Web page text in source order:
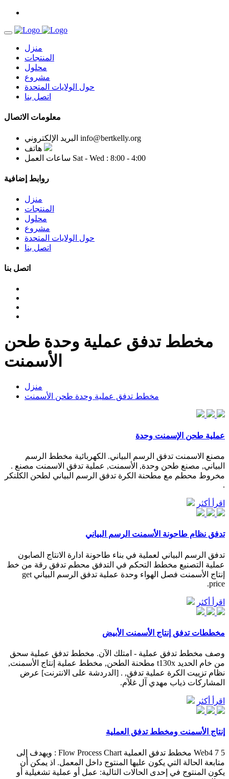
منزل
المنتجات
محلول
مشروع
حول الولايات المتحدة
اتصل بنا
معلومات الاتصال
البريد الإلكتروني info@bertkelly.org
هاتف
ساعات العمل Sat - Wed : 8:00 - 4:00
روابط إضافية
منزل
المنتجات
محلول
مشروع
حول الولايات المتحدة
اتصل بنا
اتصل بنا
مخطط تدفق عملية وحدة طحن
الأسمنت
منزل
مخطط تدفق عملية وحدة طحن الأسمنت
عملية طحن الإسمنت وحدة
مصنع الاسمنت تدفق الرسم البياني. الكهربائية مخطط الرسم
البياني, مصنع طحن وحدة, الأسمنت, عملية تدفق الاسمنت مصنع .
مخروط محطم مع مطحنة الكرة تدفق الرسم البياني لطحن الكلنكر
.
اقرأ أكثر
تدفق نظام طاحونة الأسمنت الرسم البياني
تدفق الرسم البياني لعملية في بناء طاحونة ادارة الانتاج الصابون
عملية التصنيع مخطط التحكم في التدفق محطم تدفق رقة من خط
إنتاج الأسمنت فصل الهواء وحدة عملية تدفق الرسم البياني get
price.
اقرأ أكثر
مخططات تدفق إنتاج الأسمنت الأبيض
وصف مخطط تدفق عملية - امتلك الآن. مخطط تدفق عملية سحق
من خام الحديد t130x مطحنة الطحن, مخطط عملية إنتاج الأسمنت,
نظام تزييت الكرة عملية تدفق, . [الدردشة على الانترنت] عرض
المشاركات ذياب مهدي آل غلآم.
اقرأ أكثر
إنتاج الأسمنت ومخطط تدفق العملية
Web4 7 5 مخطط تدفق العملية Flow Process Chart : ويهدف إلى
متابعة الحالة التي يكون عليها المنتوج داخل المعمل. اذ يمكن أن
يكون المنتوج في إحدى الحالات التالية: عمل أو عملية تشغيلية أو